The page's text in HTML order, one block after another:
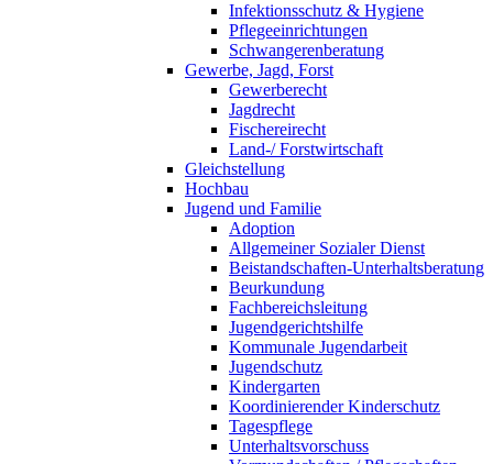
Infektionsschutz & Hygiene
Pflegeeinrichtungen
Schwangerenberatung
Gewerbe, Jagd, Forst
Gewerberecht
Jagdrecht
Fischereirecht
Land-/ Forstwirtschaft
Gleichstellung
Hochbau
Jugend und Familie
Adoption
Allgemeiner Sozialer Dienst
Beistandschaften-Unterhaltsberatung
Beurkundung
Fachbereichsleitung
Jugendgerichtshilfe
Kommunale Jugendarbeit
Jugendschutz
Kindergarten
Koordinierender Kinderschutz
Tagespflege
Unterhaltsvorschuss